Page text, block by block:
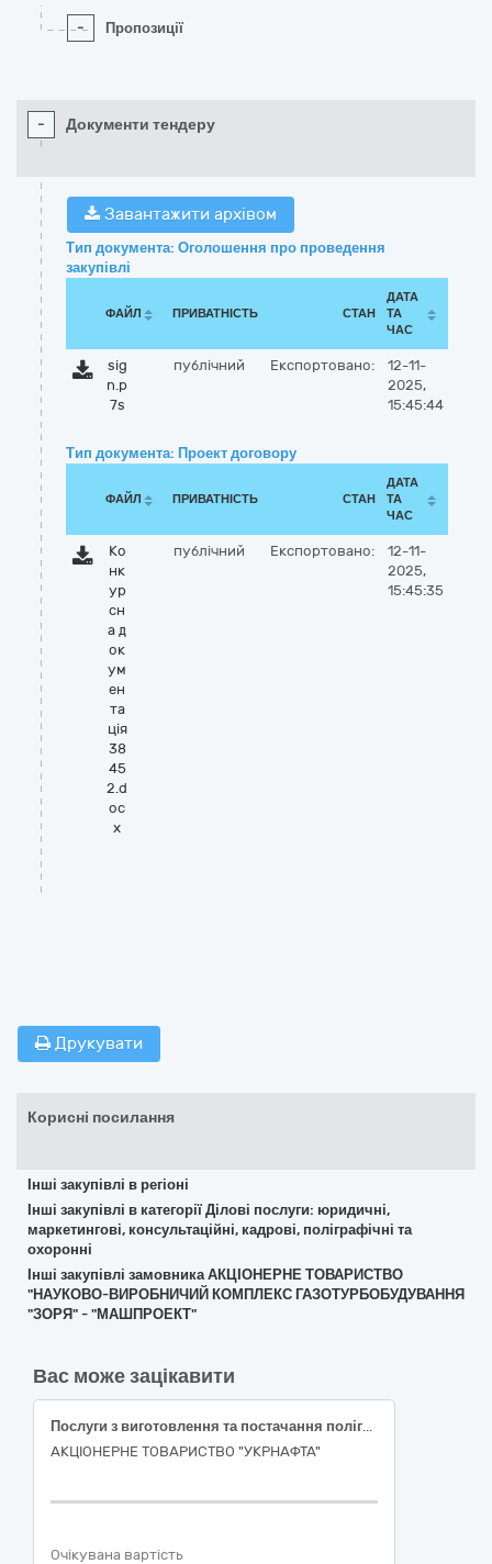
- Пропозиції
- Документи тендеру
Завантажити архівом
Тип документа: Оголошення про проведення
закупівлі
ФАЙЛ ПРИВАТНІСТЬ СТАН
ДАТА
ТА
ЧАС
sig
n.p
7s
публічний Експортовано:
12-11-
2025,
15:45:44
Тип документа: Проект договору
ФАЙЛ ПРИВАТНІСТЬ СТАН
ДАТА
ТА
ЧАС
Ко
нк
ур
сн
а д
ок
ум
ен
та
ція
38
45
2.d
oc
x
публічний Експортовано:
12-11-
2025,
15:45:35
Друкувати
Корисні посилання
Інші закупівлі в регіоні
Інші закупівлі в категорії Ділові послуги: юридичні,
маркетингові, консультаційні, кадрові, поліграфічні та
охоронні
Інші закупівлі замовника АКЦІОНЕРНЕ ТОВАРИСТВО
"НАУКОВО-ВИРОБНИЧИЙ КОМПЛЕКС ГАЗОТУРБОБУДУВАННЯ
"ЗОРЯ" - "МАШПРОЕКТ"
Вас може зацікавити
Послуги з виготовлення та постачання поліграфічної продукції
АКЦІОНЕРНЕ ТОВАРИСТВО "УКPНAФТА"
Очікувана вартість